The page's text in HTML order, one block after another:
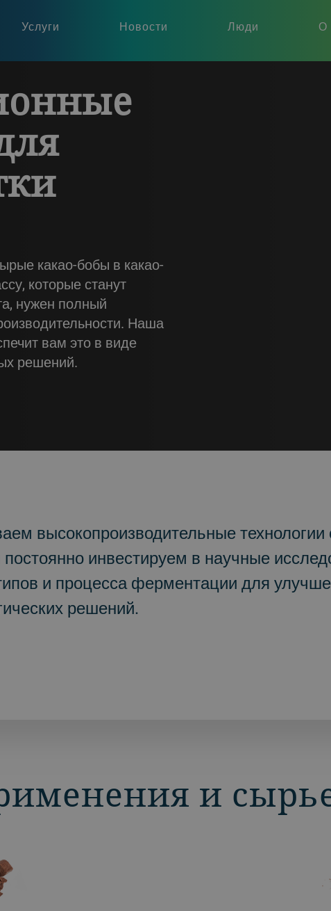
Услуги Новости Люди
О
какао-бобы в какао-
которые станут
нужен полный
Наша
вам это в виде
решений.
высокопроизводительные
инвестируем в научные
и процесса ферментации для
решений.
и